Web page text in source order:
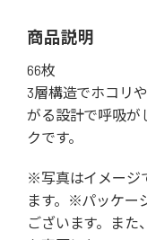
商品説明
66枚
3層構造でホコリ
がる設計で呼吸が
クです。
※写真はイメージ
ます。※パッケー
ございます。また